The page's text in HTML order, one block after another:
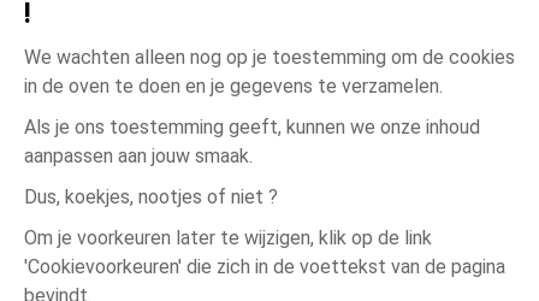
!
We wachten alleen nog op je toestemming om de cookies
in de oven te doen en je gegevens te verzamelen.
Als je ons toestemming geeft, kunnen we onze inhoud
aanpassen aan jouw smaak.
Dus, koekjes, nootjes of niet ?
Om je voorkeuren later te wijzigen, klik op de link
'Cookievoorkeuren' die zich in de voettekst van de pagina
bevindt.
Beige Beige
3
Algemene verkoopsvoorwaarden
Wettelijke bepalingen
Persoonsgegevens